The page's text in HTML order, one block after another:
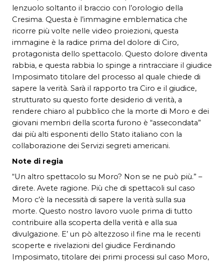
lenzuolo soltanto il braccio con l’orologio della
Cresima. Questa è l’immagine emblematica che
ricorre più volte nelle video proiezioni, questa
immagine è la radice prima del dolore di Ciro,
protagonista dello spettacolo. Questo dolore diventa
rabbia, e questa rabbia lo spinge a rintracciare il giudice
Imposimato titolare del processo al quale chiede di
sapere la verità. Sarà il rapporto tra Ciro e il giudice,
strutturato su questo forte desiderio di verità, a
rendere chiaro al pubblico che la morte di Moro e dei
giovani membri della scorta furono è “assecondata”
dai più alti esponenti dello Stato italiano con la
collaborazione dei Servizi segreti americani.
Note di regia
“Un altro spettacolo su Moro? Non se ne può più.” –
direte. Avete ragione. Più che di spettacoli sul caso
Moro c’è la necessità di sapere la verità sulla sua
morte. Questo nostro lavoro vuole prima di tutto
contribuire alla scoperta della verità e alla sua
divulgazione. E’ un pò altezzoso il fine ma le recenti
scoperte e rivelazioni del giudice Ferdinando
Imposimato, titolare dei primi processi sul caso Moro,